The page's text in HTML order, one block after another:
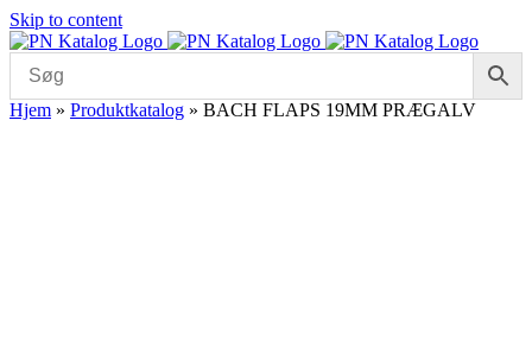
Skip to content
Hjem » Produktkatalog » BACH FLAPS 19MM PRÆGALV